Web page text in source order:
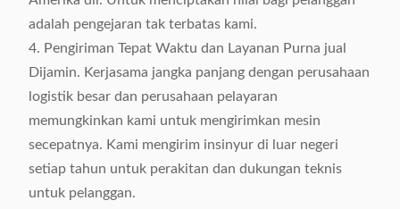
adalah pengejaran tak terbatas kami.
4. Pengiriman Tepat Waktu dan Layanan Purna jual
Dijamin. Kerjasama jangka panjang dengan perusahaan
logistik besar dan perusahaan pelayaran
memungkinkan kami untuk mengirimkan mesin
secepatnya. Kami mengirim insinyur di luar negeri
setiap tahun untuk perakitan dan dukungan teknis
untuk pelanggan.